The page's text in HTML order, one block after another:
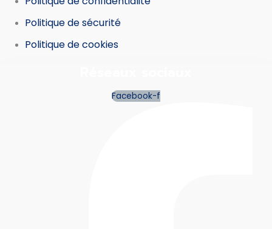
Politique de sécurité
Politique de cookies
Facebook-f